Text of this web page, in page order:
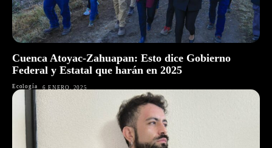
Cuenca Atoyac-Zahuapan: Esto dice Gobierno
Federal y Estatal que harán en 2025
Ecología 6 ENERO, 2025